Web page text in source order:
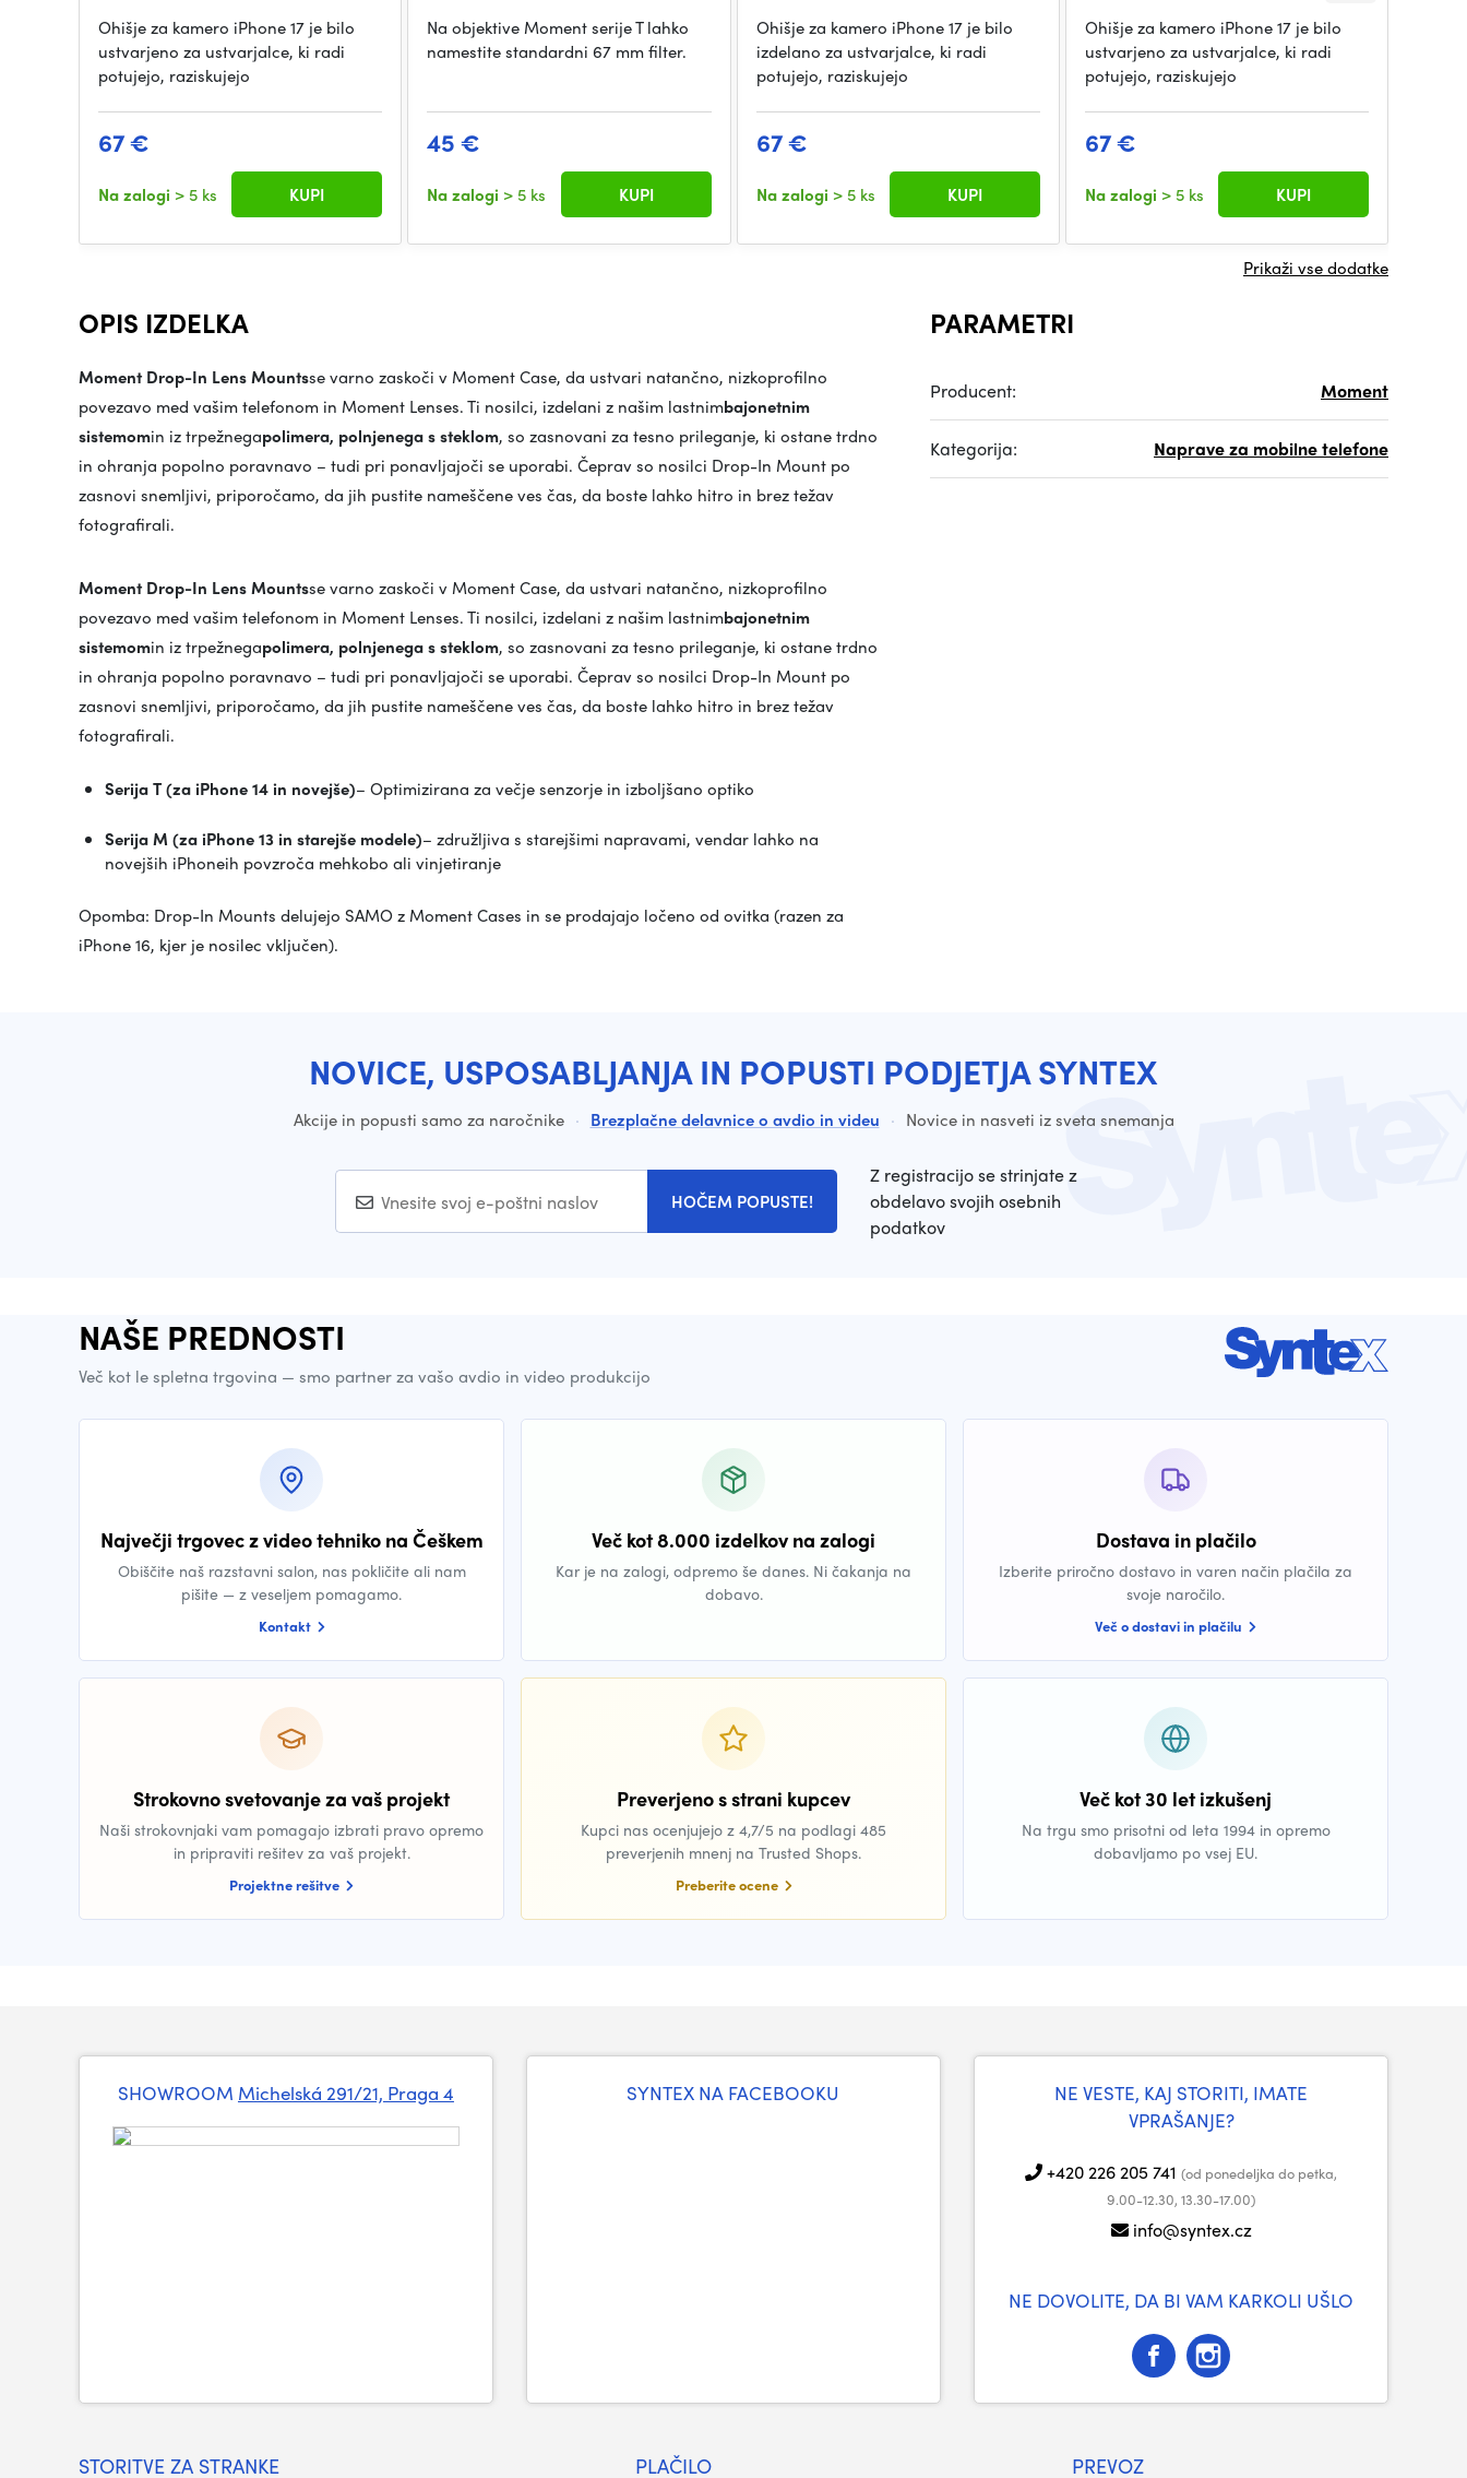
Ohišje za kamero iPhone 17 je bilo
ustvarjeno za ustvarjalce, ki radi
potujejo, raziskujejo
67 €
Na zalogi > 5 ks KUPI
Na objektive Moment serije T lahko
namestite standardni 67 mm filter.
45 €
Na zalogi > 5 ks KUPI
Ohišje za kamero iPhone 17 je bilo
izdelano za ustvarjalce, ki radi
potujejo, raziskujejo
67 €
Na zalogi > 5 ks KUPI
Ohišje za kamero iPhone 17 je bilo
ustvarjeno za ustvarjalce, ki radi
potujejo, raziskujejo
67 €
Na zalogi > 5 ks KUPI
Prikaži vse dodatke
OPIS IZDELKA
Moment Drop-In Lens Mountsse varno zaskoči v Moment Case, da ustvari natančno, nizkoprofilno
povezavo med vašim telefonom in Moment Lenses. Ti nosilci, izdelani z našim lastnimbajonetnim
sistemomin iz trpežnegapolimera, polnjenega s steklom, so zasnovani za tesno prileganje, ki ostane trdno
in ohranja popolno poravnavo – tudi pri ponavljajoči se uporabi. Čeprav so nosilci Drop-In Mount po
zasnovi snemljivi, priporočamo, da jih pustite nameščene ves čas, da boste lahko hitro in brez težav
fotografirali.
Moment Drop-In Lens Mountsse varno zaskoči v Moment Case, da ustvari natančno, nizkoprofilno
povezavo med vašim telefonom in Moment Lenses. Ti nosilci, izdelani z našim lastnimbajonetnim
sistemomin iz trpežnegapolimera, polnjenega s steklom, so zasnovani za tesno prileganje, ki ostane trdno
in ohranja popolno poravnavo – tudi pri ponavljajoči se uporabi. Čeprav so nosilci Drop-In Mount po
zasnovi snemljivi, priporočamo, da jih pustite nameščene ves čas, da boste lahko hitro in brez težav
fotografirali.
Serija T (za iPhone 14 in novejše)– Optimizirana za večje senzorje in izboljšano optiko
Serija M (za iPhone 13 in starejše modele)– združljiva s starejšimi napravami, vendar lahko na
novejših iPhoneih povzroča mehkobo ali vinjetiranje
Opomba: Drop-In Mounts delujejo SAMO z Moment Cases in se prodajajo ločeno od ovitka (razen za
iPhone 16, kjer je nosilec vključen).
PARAMETRI
Producent: Moment
Kategorija: Naprave za mobilne telefone
NOVICE, USPOSABLJANJA IN POPUSTI PODJETJA SYNTEX
Akcije in popusti samo za naročnike · Brezplačne delavnice o avdio in videu · Novice in nasveti iz sveta snemanja
HOČEM POPUSTE!
Z registracijo se strinjate z
obdelavo svojih osebnih
podatkov
NAŠE PREDNOSTI
Več kot le spletna trgovina — smo partner za vašo avdio in video produkcijo
Največji trgovec z video tehniko na Češkem
Obiščite naš razstavni salon, nas pokličite ali nam
pišite — z veseljem pomagamo.
Kontakt
Več kot 8.000 izdelkov na zalogi
Kar je na zalogi, odpremo še danes. Ni čakanja na
dobavo.
Dostava in plačilo
Izberite priročno dostavo in varen način plačila za
svoje naročilo.
Več o dostavi in plačilu
Strokovno svetovanje za vaš projekt
Naši strokovnjaki vam pomagajo izbrati pravo opremo
in pripraviti rešitev za vaš projekt.
Projektne rešitve
Preverjeno s strani kupcev
Kupci nas ocenjujejo z 4,7/5 na podlagi 485
preverjenih mnenj na Trusted Shops.
Preberite ocene
Več kot 30 let izkušenj
Na trgu smo prisotni od leta 1994 in opremo
dobavljamo po vsej EU.
SHOWROOM Michelská 291/21, Praga 4 SYNTEX NA FACEBOOKU
NE VESTE, KAJ STORITI, IMATE
VPRAŠANJE?
+420 226 205 741 (od ponedeljka do petka,
9.00-12.30, 13.30-17.00)
info@syntex.cz
NE DOVOLITE, DA BI VAM KARKOLI UŠLO
STORITVE ZA STRANKE PLAČILO PREVOZ